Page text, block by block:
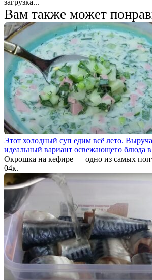
загрузка...
Вам также может
Этот холодный суп едим всё лето.
идеальный вариант освежающего блюда в
Окрошка на кефире — одно из самых
04к.